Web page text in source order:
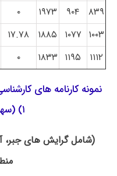
۸۳۹
۹۰۴ ۱۹۷۳ ۰
۱۰۰۳ ۱۰۷۷ ۱۸۸۵ ۱۷.۷۸
۱۱۱۲
۱۱۹۵ ۱۸۳۳ ۰
۱) (سهمیه ۵ درصد)
(شامل گرایش های جبر،